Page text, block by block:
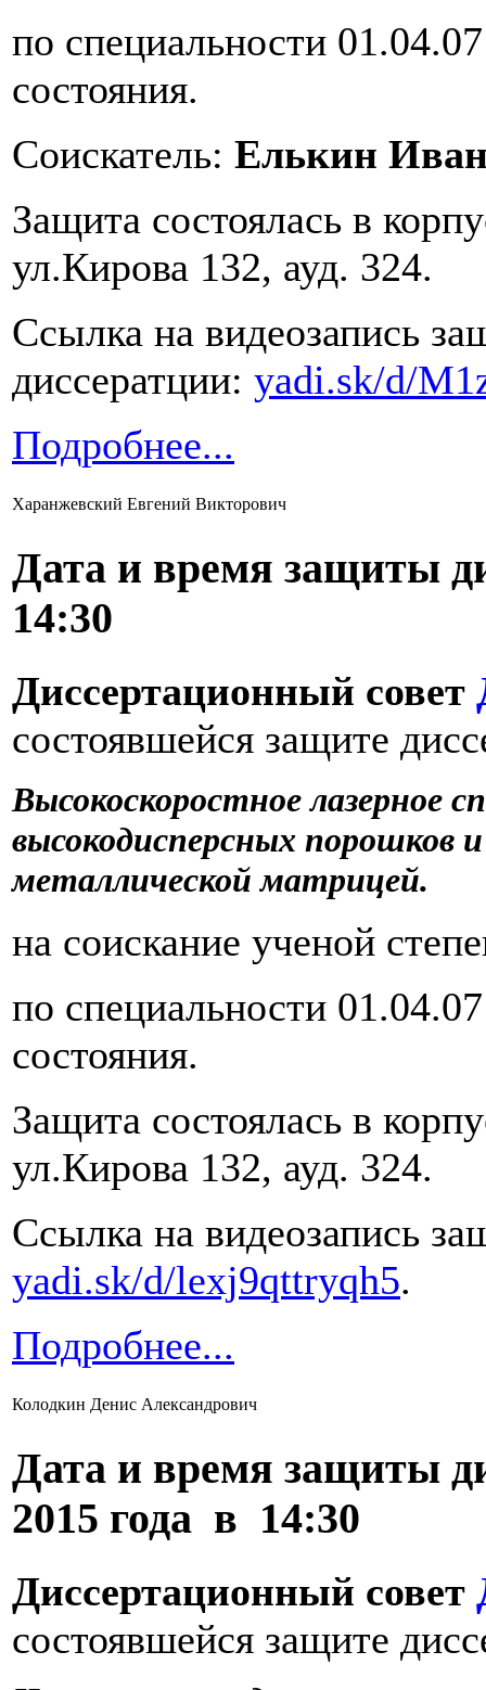
по специальности
состояния.
Соискатель: Елькин
Защита состоялась в
ул.Кирова 132, ауд. 324.
Ссылка на видеозапись
диссератции: yadi.sk/d/
Подробнее...
Харанжевский Евгений Викторович
Дата и время защиты
14:30
Диссертационный совет
состоявшейся защите
Высокоскоростное лазерное
высокодисперсных порошков
металлической матрицей.
на соискание ученой
по специальности
состояния.
Защита состоялась в
ул.Кирова 132, ауд. 324.
Ссылка на видеозапись
yadi.sk/d/lexj9qttryqh5.
Подробнее...
Колодкин Денис Александрович
Дата и время защиты
2015 года в 14:30
Диссертационный совет
состоявшейся защите